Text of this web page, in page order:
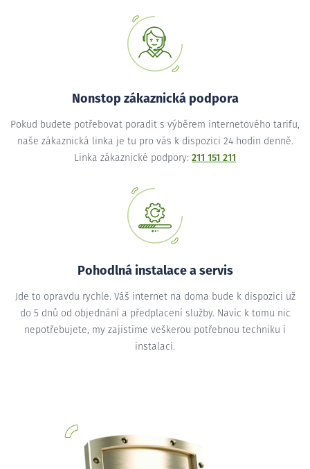
Nonstop zákaznická podpora
Pokud budete potřebovat poradit s výběrem internetového tarifu,
naše zákaznická linka je tu pro vás k dispozici 24 hodin denně.
Linka zákaznické podpory: 211 151 211
Pohodlná instalace a servis
Jde to opravdu rychle. Váš internet na doma bude k dispozici už
do 5 dnů od objednání a předplacení služby. Navíc k tomu nic
nepotřebujete, my zajistíme veškerou potřebnou techniku i
instalaci.